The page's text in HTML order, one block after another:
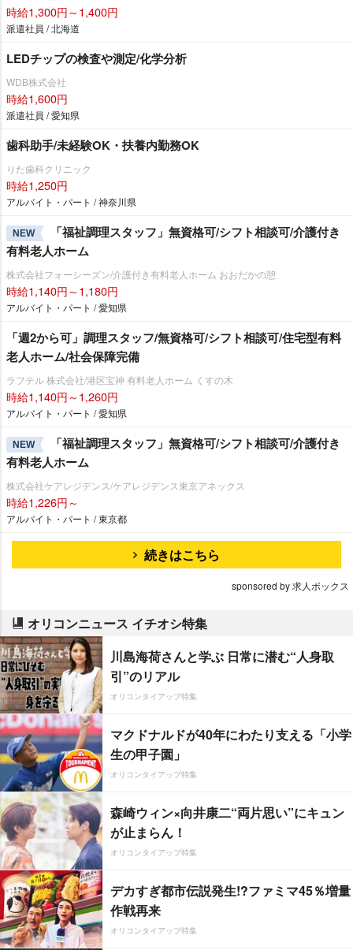
時給1,300円～1,400円
派遣社員 / 北海道
LEDチップの検査や測定/化学分析
WDB株式会社
時給1,600円
派遣社員 / 愛知県
歯科助手/未経験OK・扶養内勤務OK
りた歯科クリニック
時給1,250円
アルバイト・パート / 神奈川県
NEW
「福祉調理スタッフ」無資格可/シフト相談可/介護付き
有料老人ホーム
株式会社フォーシーズン/介護付き有料老人ホーム おおだかの憩
時給1,140円～1,180円
アルバイト・パート / 愛知県
「週2から可」調理スタッフ/無資格可/シフト相談可/住宅型有料
老人ホーム/社会保障完備
ラフテル 株式会社/港区宝神 有料老人ホーム くすの木
時給1,140円～1,260円
アルバイト・パート / 愛知県
NEW
「福祉調理スタッフ」無資格可/シフト相談可/介護付き
有料老人ホーム
株式会社ケアレジデンス/ケアレジデンス東京アネックス
時給1,226円～
アルバイト・パート / 東京都
続きはこちら
sponsored by 求人ボックス
オリコンニュース イチオシ特集
川島海荷さんと学ぶ 日常に潜む“人身取
引”のリアル
オリコンタイアップ特集
マクドナルドが40年にわたり支える「小学
生の甲子園」
オリコンタイアップ特集
森崎ウィン×向井康二“両片思い”にキュン
が止まらん！
オリコンタイアップ特集
デカすぎ都市伝説発生!?ファミマ45％増量
作戦再来
オリコンタイアップ特集